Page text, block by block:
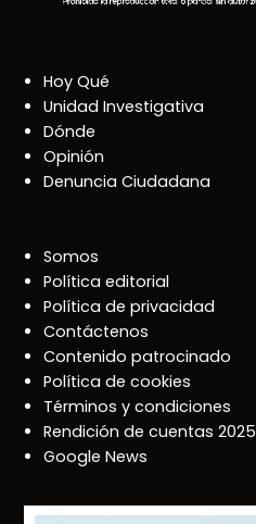
Hoy Qué
Unidad Investigativa
Dónde
Opinión
Denuncia Ciudadana
Somos
Política editorial
Política de privacidad
Contáctenos
Contenido patrocinado
Política de cookies
Términos y condiciones
Rendición de cuentas 2025
Google News